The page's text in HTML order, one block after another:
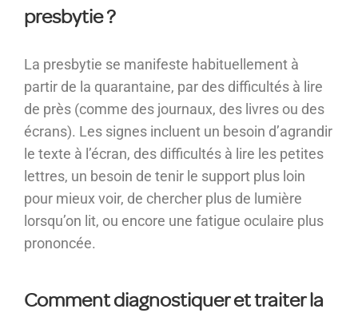
presbytie ?
La presbytie se manifeste habituellement à
partir de la quarantaine, par des difficultés à lire
de près (comme des journaux, des livres ou des
écrans). Les signes incluent un besoin d’agrandir
le texte à l’écran, des difficultés à lire les petites
lettres, un besoin de tenir le support plus loin
pour mieux voir, de chercher plus de lumière
lorsqu’on lit, ou encore une fatigue oculaire plus
prononcée.
Comment diagnostiquer et traiter la